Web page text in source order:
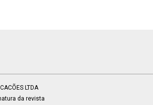
LTDA
da revista